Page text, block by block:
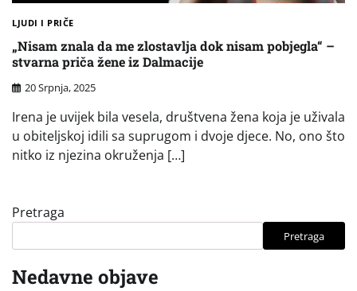
LJUDI I PRIČE
„Nisam znala da me zlostavlja dok nisam pobjegla“ –
stvarna priča žene iz Dalmacije
20 Srpnja, 2025
Irena je uvijek bila vesela, društvena žena koja je uživala
u obiteljskoj idili sa suprugom i dvoje djece. No, ono što
nitko iz njezina okruženja […]
Pretraga
Pretraga
Nedavne objave